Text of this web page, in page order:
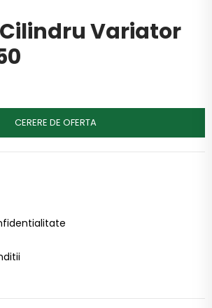
Variator
CERERE DE OFERTA